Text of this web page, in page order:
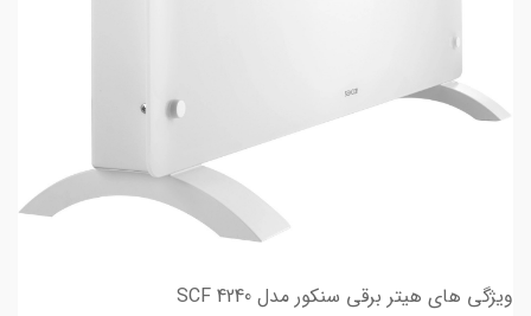
ویژگی های هیتر برقی سنکور مدل SCF 4240